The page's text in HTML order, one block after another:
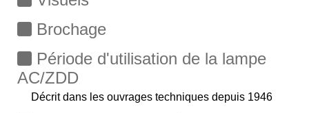
Brochage
Période d'utilisation de la lampe
AC/ZDD
Décrit dans les ouvrages techniques depuis 1946